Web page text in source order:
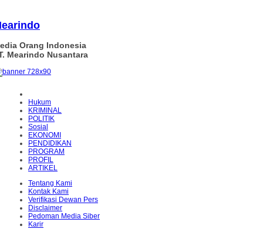
Orang Indonesia
Mearindo Nusantara
Hukum
KRIMINAL
POLITIK
Sosial
EKONOMI
PENDIDIKAN
PROGRAM
PROFIL
ARTIKEL
Tentang Kami
Kontak Kami
Verifikasi Dewan Pers
Disclaimer
Pedoman Media Siber
Karir